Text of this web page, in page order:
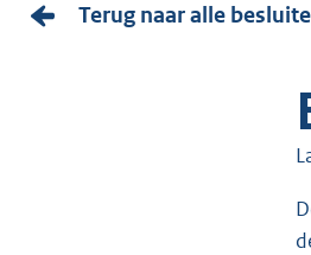
Terug naar alle
Doet u of uw organisatie beveiligingswerk? Personen die beveiligingswerk doen moeten een uniform dragen dat